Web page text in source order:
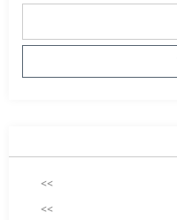
<<
<<